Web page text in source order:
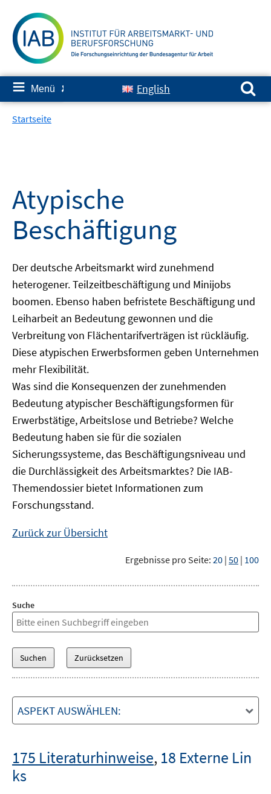
zum
Inhalt
≡ Menü ✘ English
Suchen nach:
Startseite
Atypische
Beschäftigung
Der deutsche Arbeitsmarkt wird zunehmend
heterogener. Teilzeitbeschäftigung und Minijobs
boomen. Ebenso haben befristete Beschäftigung und
Leiharbeit an Bedeutung gewonnen und die
Verbreitung von Flächentarifverträgen ist rückläufig.
Diese atypischen Erwerbsformen geben Unternehmen
mehr Flexibilität.
Was sind die Konsequenzen der zunehmenden
Bedeutung atypischer Beschäftigungsformen für
Erwerbstätige, Arbeitslose und Betriebe? Welche
Bedeutung haben sie für die sozialen
Sicherungssysteme, das Beschäftigungsniveau und
die Durchlässigkeit des Arbeitsmarktes? Die IAB-
Themendossier bietet Informationen zum
Forschungsstand.
Zurück zur Übersicht
Ergebnisse pro Seite: 20 | 50 | 100
Suche
ASPEKT AUSWÄHLEN:
175 Literaturhinweise, 18 Externe Lin
ks